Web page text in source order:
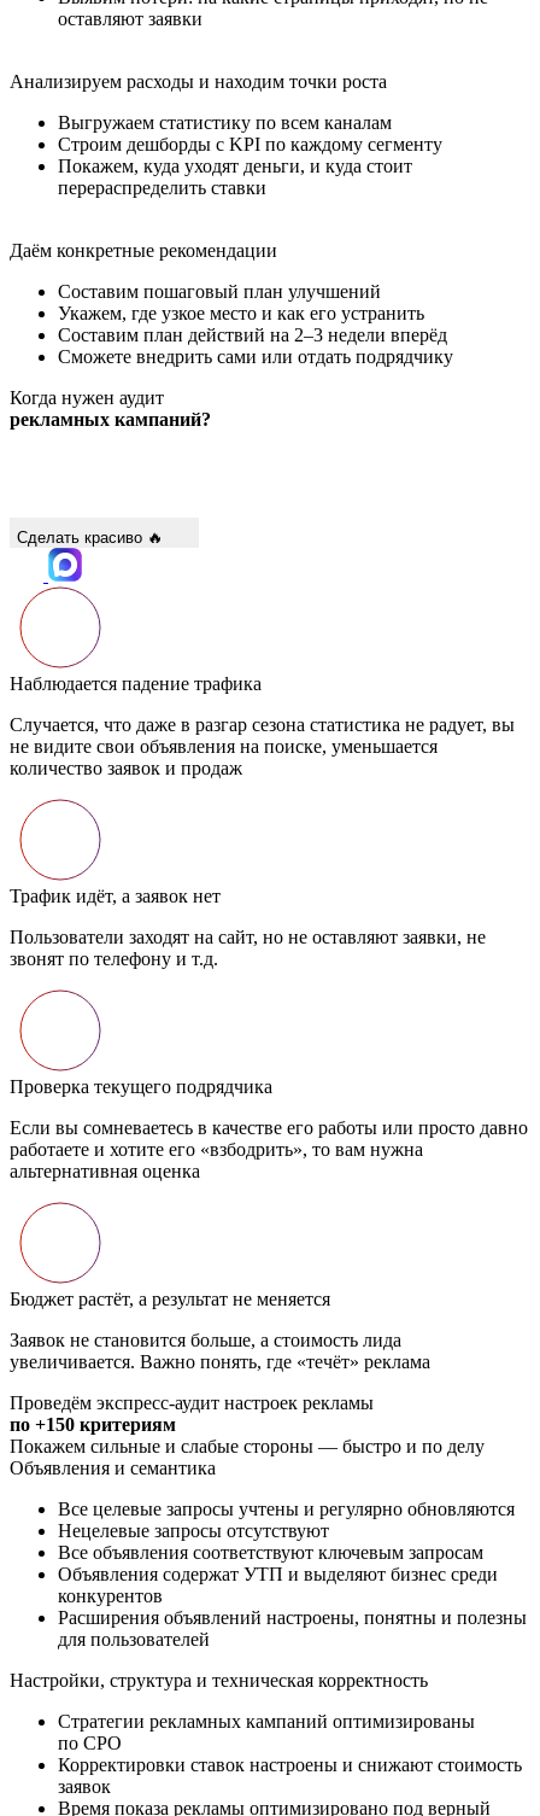
Выгружаем статистику по всем каналам
Строим дешборды с KPI по каждому сегменту
Покажем, куда уходят деньги, и куда стоит
перераспределить ставки
Составим пошаговый план улучшений
Укажем, где узкое место и как его устранить
Составим план действий на 2–3 недели вперёд
Сможете внедрить сами или отдать подрядчику
Когда нужен аудит
рекламных кампаний?
Наблюдается падение трафика
Случается, что даже в разгар сезона статистика не радует, вы
не видите свои объявления на поиске, уменьшается
количество заявок и продаж
Трафик идёт, а заявок нет
Пользователи заходят на сайт, но не оставляют заявки, не
звонят по телефону и т.д.
Проверка текущего подрядчика
Если вы сомневаетесь в качестве его работы или просто давно
работаете и хотите его «взбодрить», то вам нужна
альтернативная оценка
Бюджет растёт, а результат не меняется
Заявок не становится больше, а стоимость лида
увеличивается. Важно понять, где «течёт» реклама
Проведём экспресс-аудит настроек рекламы
по +150 критериям
Покажем сильные и слабые стороны — быстро и по делу
Объявления и семантика
Все целевые запросы учтены и регулярно обновляются
Нецелевые запросы отсутствуют
Все объявления соответствуют ключевым запросам
Объявления содержат УТП и выделяют бизнес среди
конкурентов
Расширения объявлений настроены, понятны и полезны
для пользователей
Настройки, структура и техническая корректность
Стратегии рекламных кампаний оптимизированы
по CPO
Корректировки ставок настроены и снижают стоимость
заявок
Время показа рекламы оптимизировано под верный
сегмент ЦА